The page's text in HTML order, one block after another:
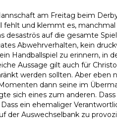
am Freitag beim
fehlt und klemmt es,
auf die gesamte
Abwehrverhalten, kein
Handballspiel zu erinnern, in
Aussage gilt auch für
werden sollten. Aber eben
dann seine im
sich eines zum anderen.
ein ehemaliger
der Auswechselbank zu